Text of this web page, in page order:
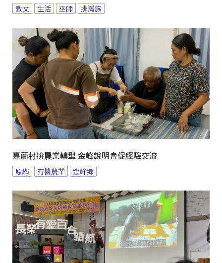
教文 生活 巫師 排灣族
嘉蘭村拚農業轉型 金峰說明會促經驗交流
原鄉 有機農業 金峰鄉